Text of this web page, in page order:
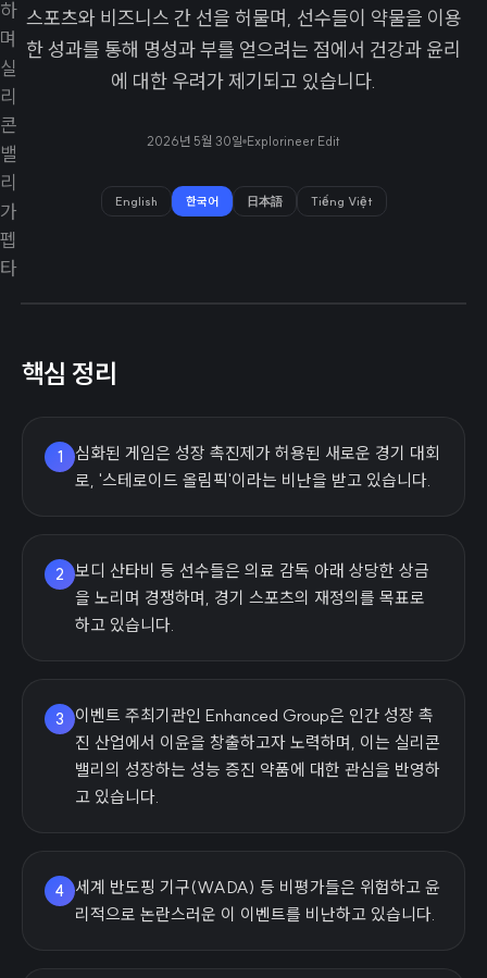
스포츠와 비즈니스 간 선을 허물며, 선수들이 약물을 이용
한 성과를 통해 명성과 부를 얻으려는 점에서 건강과 윤리
에 대한 우려가 제기되고 있습니다.
2026년 5월 30일 Explorineer Edit
English 한국어 日本語 Tiếng Việt
핵심 정리
1
심화된 게임은 성장 촉진제가 허용된 새로운 경기 대회
로, '스테로이드 올림픽'이라는 비난을 받고 있습니다.
2
보디 산타비 등 선수들은 의료 감독 아래 상당한 상금
을 노리며 경쟁하며, 경기 스포츠의 재정의를 목표로
하고 있습니다.
3
이벤트 주최기관인 Enhanced Group은 인간 성장 촉
진 산업에서 이윤을 창출하고자 노력하며, 이는 실리콘
밸리의 성장하는 성능 증진 약품에 대한 관심을 반영하
고 있습니다.
4
세계 반도핑 기구(WADA) 등 비평가들은 위험하고 윤
리적으로 논란스러운 이 이벤트를 비난하고 있습니다.